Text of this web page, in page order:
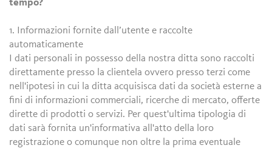
tempo?
1. Informazioni fornite dall’utente e raccolte
automaticamente
I dati personali in possesso della nostra ditta sono raccolti
direttamente presso la clientela ovvero presso terzi come
nell'ipotesi in cui la ditta acquisisca dati da società esterne a
fini di informazioni commerciali, ricerche di mercato, offerte
dirette di prodotti o servizi. Per quest'ultima tipologia di
dati sarà fornita un'informativa all'atto della loro
registrazione o comunque non oltre la prima eventuale